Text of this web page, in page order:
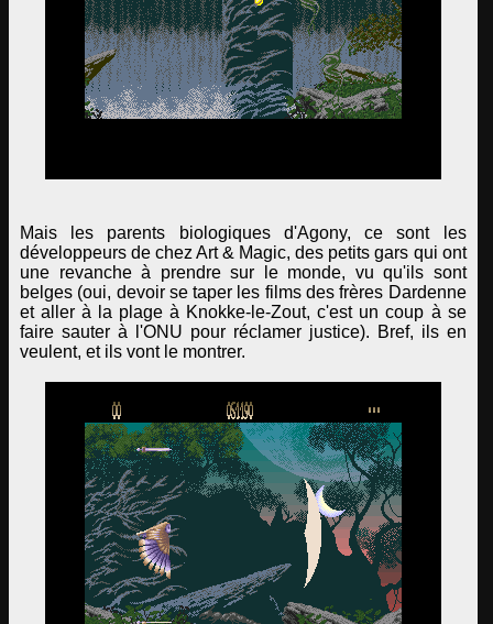
Mais les parents biologiques d'Agony, ce sont les
développeurs de chez Art & Magic, des petits gars qui ont
une revanche à prendre sur le monde, vu qu'ils sont
belges (oui, devoir se taper les films des frères Dardenne
et aller à la plage à Knokke-le-Zout, c'est un coup à se
faire sauter à l'ONU pour réclamer justice). Bref, ils en
veulent, et ils vont le montrer.